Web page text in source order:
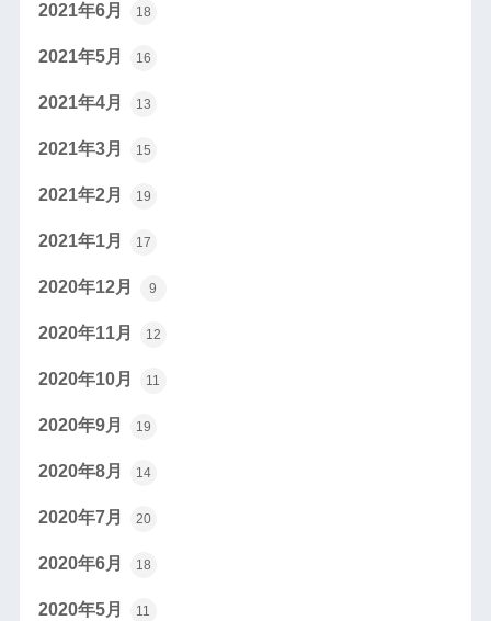
2021年6月 18
2021年5月 16
2021年4月 13
2021年3月 15
2021年2月 19
2021年1月 17
2020年12月 9
2020年11月 12
2020年10月 11
2020年9月 19
2020年8月 14
2020年7月 20
2020年6月 18
2020年5月 11